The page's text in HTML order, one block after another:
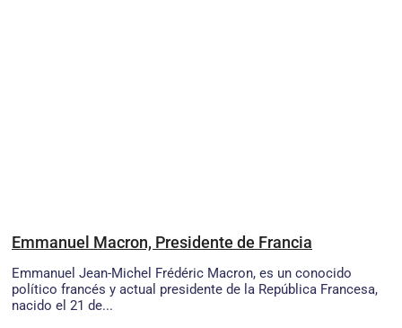
Emmanuel Macron, Presidente de Francia
Emmanuel Jean-Michel Frédéric Macron, es un conocido
político francés y actual presidente de la República Francesa,
nacido el 21 de...